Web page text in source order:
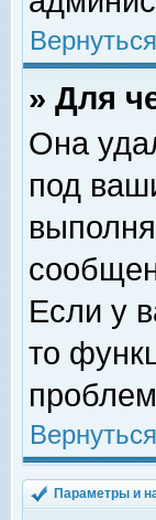
» Для
Она
под
Если у
то
Параметры и